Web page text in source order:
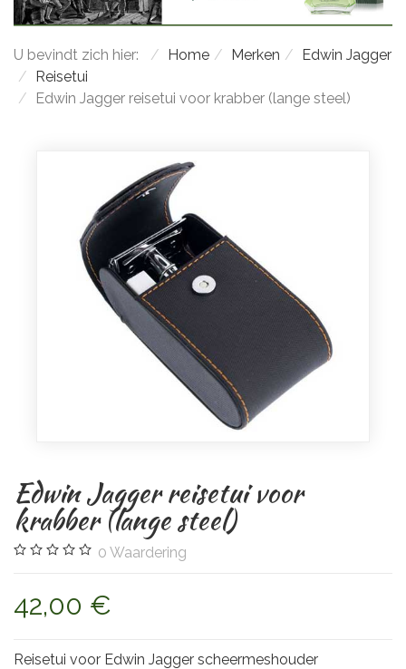
U bevindt zich hier: Home Merken
Edwin Jagger
Reisetui
Edwin Jagger reisetui voor krabber (lange steel)
Edwin Jagger reisetui voor
krabber (lange steel)
0 Waardering
42,00 €
Reisetui voor Edwin Jagger scheermeshouder